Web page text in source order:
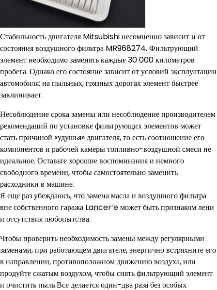
Стабильность двигателя Mitsubishi несомненно зависит и от
состояния воздушного фильтра MR968274. Фильтрующий
элемент необходимо заменять каждые 30 000 километров
пробега. Однако его состояние зависит от условий эксплуатации
автомобиля: на пыльных, грязных дорогах элемент быстрее
заклинивает.
Несоблюдение срока замены или несоблюдение производителем
рекомендаций по установке фильтрующих элементов может
стать причиной «удушья» двигателя, то есть соотношение его
компонентов и рабочей камеры топливно-воздушной смеси не
идеальное. Оставьте хорошие воспоминания и немного
свободного времени, чтобы самостоятельно заменить
расходники в машине.
Я еще раз убеждаюсь, что замена масла и воздушного фильтра
вне собственного гаража Lancer’e может быть признаком лени
и отсутствия любопытства.
Чтобы проверить необходимость замены между регулярными
заменами, при работающем двигателе, энергично встряхните его
в направлении, противоположном движению воздуха, или
продуйте сжатым воздухом, чтобы снять фильтрующий элемент
и очистить пыль.Все делается один-два раза без особых